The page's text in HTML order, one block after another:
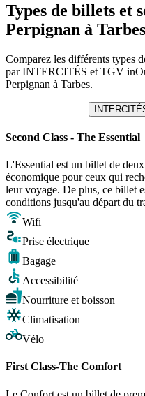
Types de billets et
Perpignan à Tarbes
Comparez les différents types
par INTERCITÉS et TGV
Perpignan à Tarbes.
Second Class - The Essential
L'Essential est un billet de
économique pour ceux qui
leur voyage. De plus, ce billet
conditions jusqu'au départ du
Wifi
Prise électrique
Bagage
Accessibilité
Nourriture et boisson
Climatisation
Vélo
First Class-The Comfort